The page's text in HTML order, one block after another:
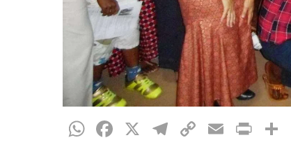
WhatsApp
Facebook
X Telegram
CopyEmailPrint